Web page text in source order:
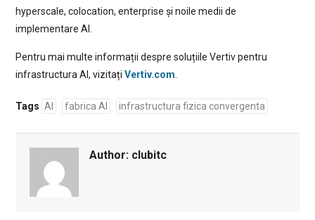
hyperscale, colocation, enterprise și noile medii de
implementare AI.
Pentru mai multe informații despre soluțiile Vertiv pentru
infrastructura AI, vizitați Vertiv.com
Tags AI fabrica AI infrastructura fizica convergenta
Author: clubitc